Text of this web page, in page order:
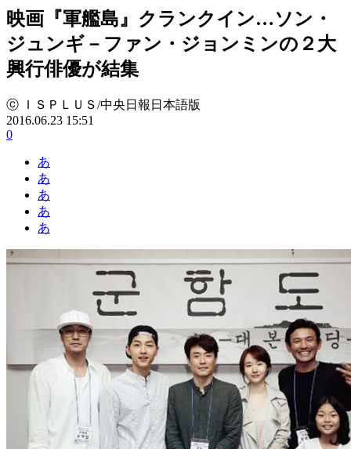
映画『軍艦島』クランクイン…ソン・
ジュンギ－ファン・ジョンミンの２大
興行俳優が結集
ⓒ ＩＳＰＬＵＳ/中央日報日本語版
2016.06.23 15:51
0
あ
あ
あ
あ
あ